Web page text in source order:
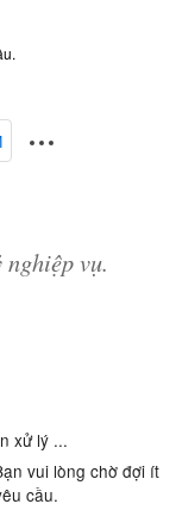
vụ.
xử lý ...
vui lòng chờ đợi ít
cầu.